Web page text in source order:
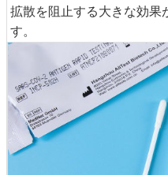
拡散を阻止する大きな効果
す。